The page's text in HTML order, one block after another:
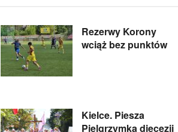
Rezerwy Korony
wciąż bez punktów
Kielce. Piesza
Pielgrzymka diecezji